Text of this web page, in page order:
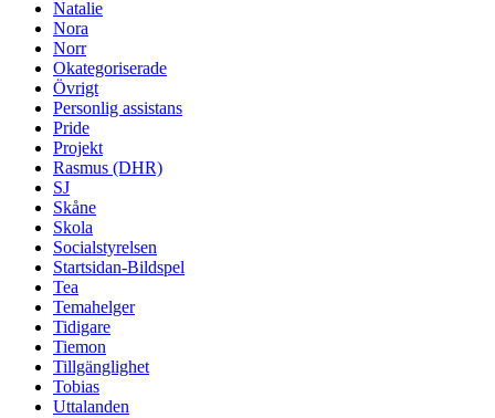
Natalie
Nora
Norr
Okategoriserade
Övrigt
Personlig assistans
Pride
Projekt
Rasmus (DHR)
SJ
Skåne
Skola
Socialstyrelsen
Startsidan-Bildspel
Tea
Temahelger
Tidigare
Tiemon
Tillgänglighet
Tobias
Uttalanden